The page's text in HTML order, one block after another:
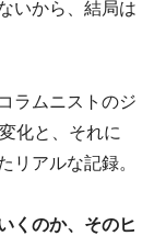
いから、結局は
ラムニストのジ
化と、それに
リアルな記録。
くのか、そのヒ